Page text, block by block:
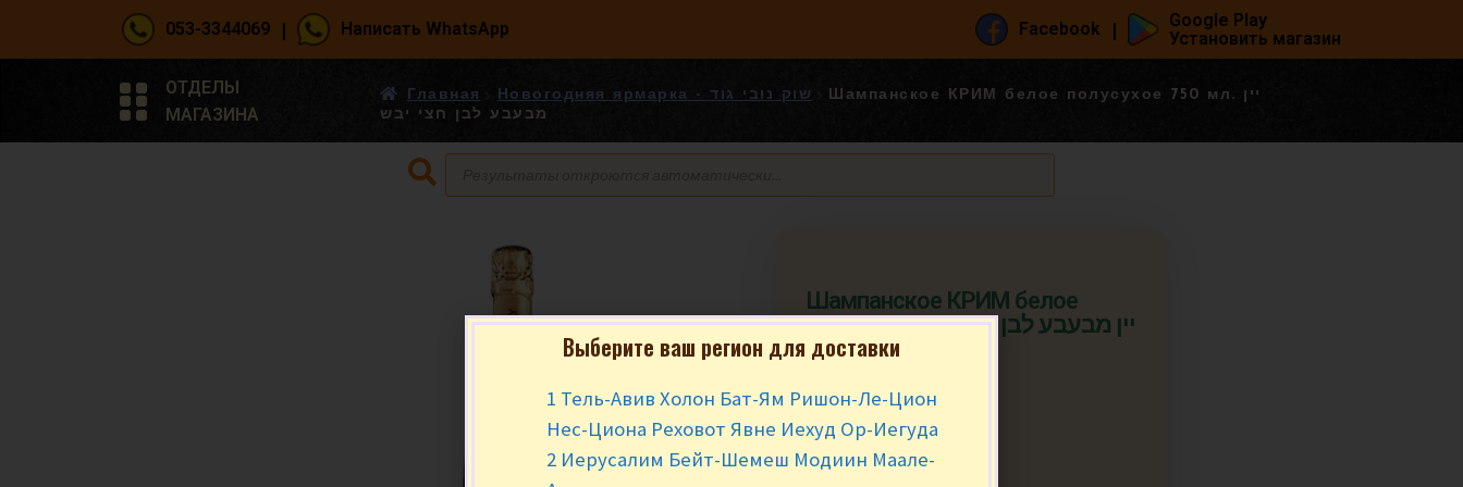
053-3344069 | Написать WhatsApp Facebook |
Google Play
Установить магазин
ОТДЕЛЫ
МАГАЗИНА
Главная Новогодняя ярмарка - שוק נובי גוד
Шампанское КРИМ белое полусухое 750 мл. יין
מבעבע לבן חצי יבש
Шампанское КРИМ белое
полусухое 750 мл. יין מבעבע לבן
חצי יבש
₪59.90 за шт.
В наличии
Выберите ваш регион для доставки
1 Тель-Авив Холон Бат-Ям Ришон-Ле-Цион
Нес-Циона Реховот Явне Иехуд Ор-Иегуда
2 Иерусалим Бейт-Шемеш Модиин Маале-